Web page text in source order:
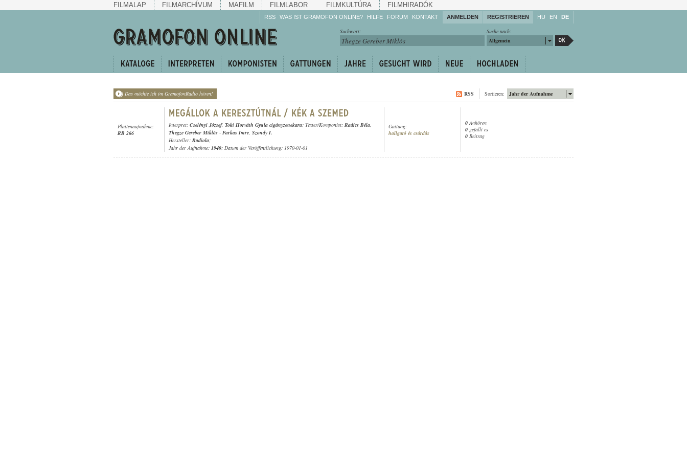
FILMALAP FILMARCHÍVUM MAFILM FILMLABOR FILMKULTÚRA FILMHIRADÓK
RSS WAS IST GRAMOFON ONLINE? HILFE
Machen Sie mit!
Reden Sie mit!
weiter!
FORUM KONTAKT ANMELDEN REGISTRIEREN HU EN DE
Suche nach:
Allgemein
Suchwort:
Das möchte ich im GramofonRadio hören! Jahr der Aufnahme
Sortieren:
RSS
Plattenaufnahme:
RB 266
Interpret: Cselényi József, Toki Horváth Gyula cigányzenekara; Texter/Komponist: Radics Béla,
Thegze Gereber Miklós - Farkas Imre, Szondy I.
Hersteller: Radiola;
Jahr der Aufnahme: 1940; Datum der Veröffentlichung: 1970-01-01
Gattung:
hallgató és csárdás
0Anhören
0 gefällt es
0 Beitrag